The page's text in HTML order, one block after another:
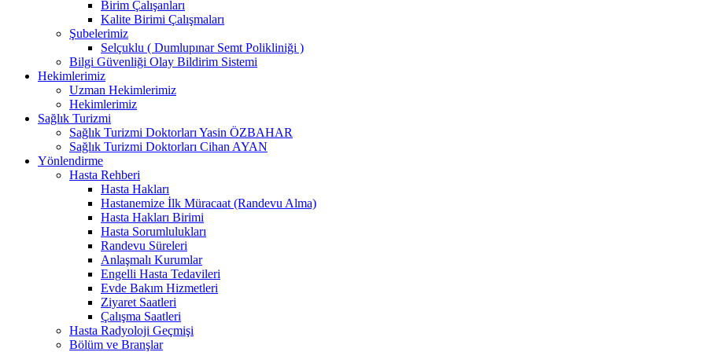
Birim Çalışanları
Kalite Birimi Çalışmaları
Şubelerimiz
Selçuklu ( Dumlupınar Semt Polikliniği )
Bilgi Güvenliği Olay Bildirim Sistemi
Hekimlerimiz
Uzman Hekimlerimiz
Hekimlerimiz
Sağlık Turizmi
Sağlık Turizmi Doktorları Yasin ÖZBAHAR
Sağlık Turizmi Doktorları Cihan AYAN
Yönlendirme
Hasta Rehberi
Hasta Hakları
Hastanemize İlk Müracaat (Randevu Alma)
Hasta Hakları Birimi
Hasta Sorumlulukları
Randevu Süreleri
Anlaşmalı Kurumlar
Engelli Hasta Tedavileri
Evde Bakım Hizmetleri
Ziyaret Saatleri
Çalışma Saatleri
Hasta Radyoloji Geçmişi
Bölüm ve Branşlar